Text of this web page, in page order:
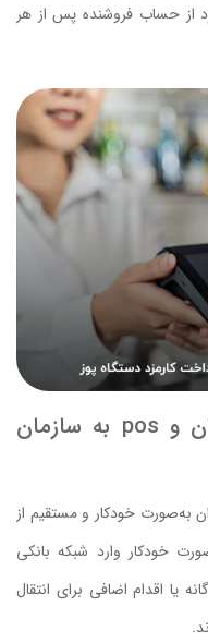
از حساب فروشنده پس از هر
نحوه پرداخت کارمزد کارتخوان و pos به سازمان
به‌صورت خودکار و مستقیم از
خودکار وارد شبکه بانکی
یا اقدام اضافی برای انتقال